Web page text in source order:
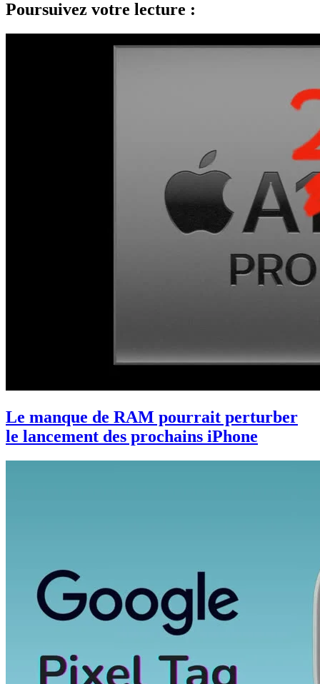
Poursuivez votre lecture :
Le manque de RAM pourrait perturber
le lancement des prochains iPhone